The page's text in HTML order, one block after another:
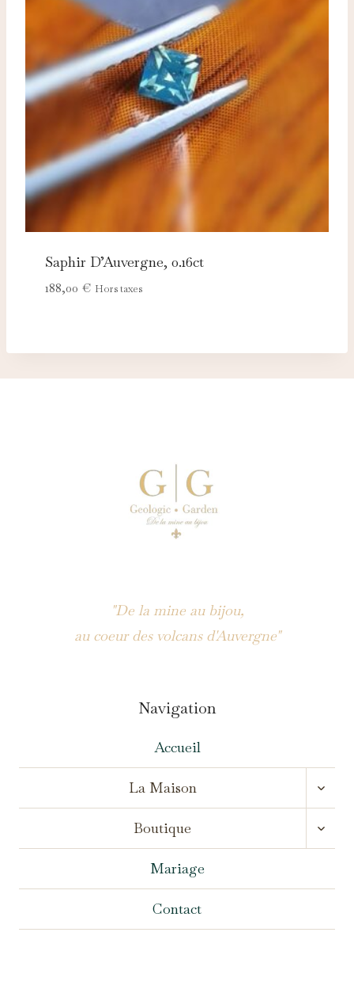
Saphir D’Auvergne, 0.16ct
188,00 € Hors taxes
"De la mine au bijou,
au coeur des volcans d'Auvergne"
Navigation
Accueil
La Maison
MENU
Boutique
MENU
Mariage
Contact